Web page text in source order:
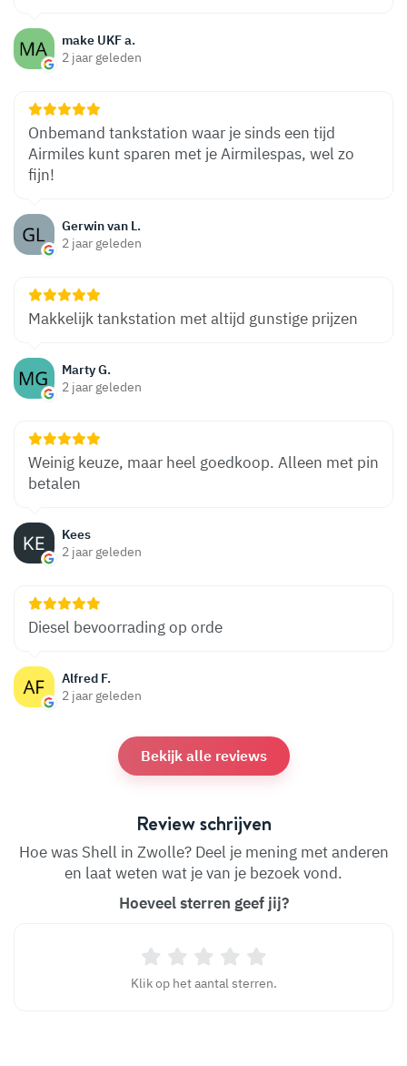
make UKF a.
2 jaar geleden
Gerwin van L.
2 jaar geleden
Onbemand tankstation waar je sinds een tijd
Airmiles kunt sparen met je Airmilespas, wel zo
fijn!
Marty G.
2 jaar geleden
Makkelijk tankstation met altijd gunstige prijzen
Kees
2 jaar geleden
Weinig keuze, maar heel goedkoop. Alleen met pin
betalen
Alfred F.
2 jaar geleden
Diesel bevoorrading op orde
Bekijk alle reviews
Review schrijven
Hoe was Shell in Zwolle? Deel je mening met anderen
en laat weten wat je van je bezoek vond.
Hoeveel sterren geef jij?
Klik op het aantal sterren.